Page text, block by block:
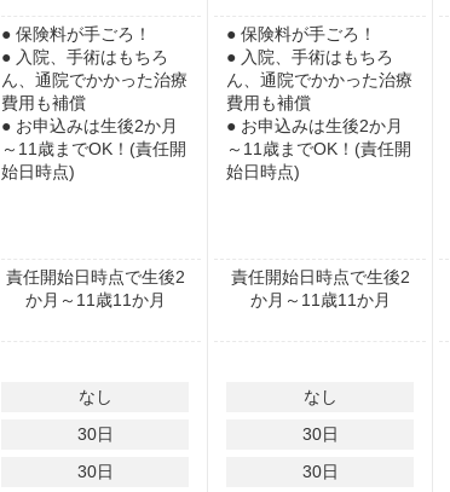
● 保険料が手ごろ！
● 入院、手術はもちろ
ん、通院でかかった治療
費用も補償
● お申込みは生後2か月
～11歳までOK！(責任開
始日時点)
責任開始日時点で生後2
か月～11歳11か月
なし
30日
30日
● 保険料が手ごろ！
● 入院、手術はもちろ
ん、通院でかかった治療
費用も補償
● お申込みは生後2か月
～11歳までOK！(責任開
始日時点)
責任開始日時点で生後2
か月～11歳11か月
なし
30日
30日